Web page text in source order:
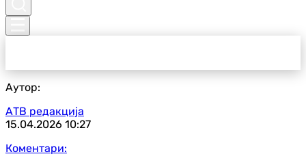
Аутор:
АТВ редакција
15.04.2026 10:27
Коментари: